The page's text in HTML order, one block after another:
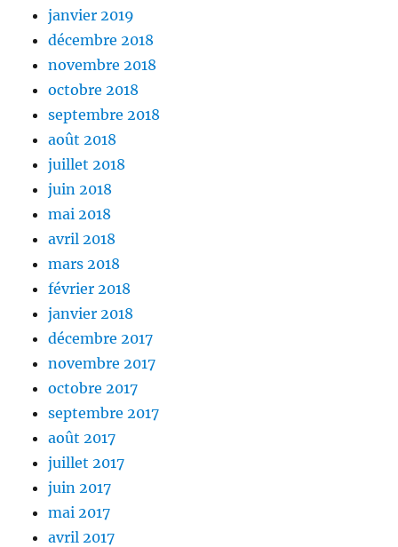
janvier 2019
décembre 2018
novembre 2018
octobre 2018
septembre 2018
août 2018
juillet 2018
juin 2018
mai 2018
avril 2018
mars 2018
février 2018
janvier 2018
décembre 2017
novembre 2017
octobre 2017
septembre 2017
août 2017
juillet 2017
juin 2017
mai 2017
avril 2017